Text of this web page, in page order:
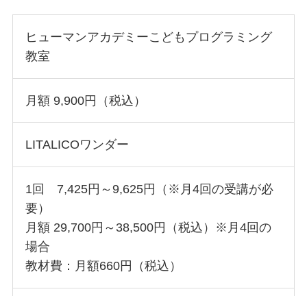
ヒューマンアカデミーこどもプログラミング
教室
月額 9,900円（税込）
LITALICOワンダー
1回 7,425円～9,625円（※月4回の受講が必
要）
月額 29,700円～38,500円（税込）※月4回の
場合
教材費：月額660円（税込）